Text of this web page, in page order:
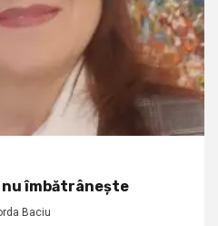
nu îmbătrânește
Baciu